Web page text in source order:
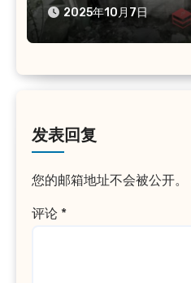
2025年10月7日
发表回复
您的邮箱地址不会被公开。
评论 *